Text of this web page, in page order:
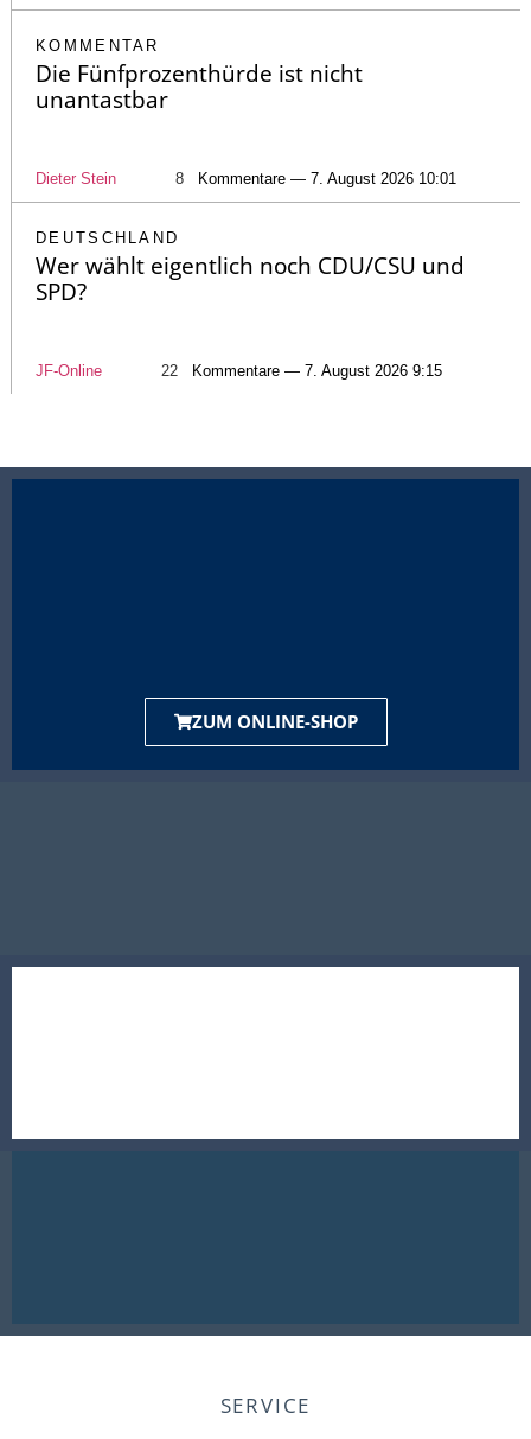
KOMMENTAR
Die Fünfprozenthürde ist nicht
unantastbar
Dieter Stein 8 Kommentare — 7. August 2026 10:01
DEUTSCHLAND
Wer wählt eigentlich noch CDU/CSU und
SPD?
JF-Online 22 Kommentare — 7. August 2026 9:15
ZUM ONLINE-SHOP
SERVICE